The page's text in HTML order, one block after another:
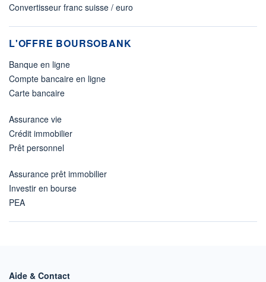
Convertisseur franc suisse / euro
L'OFFRE BOURSOBANK
Banque en ligne
Compte bancaire en ligne
Carte bancaire
Assurance vie
Crédit immobilier
Prêt personnel
Assurance prêt immobilier
Investir en bourse
PEA
Aide & Contact